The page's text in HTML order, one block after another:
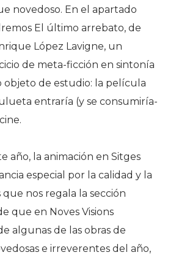
novedoso. En el apartado
El último arrebato, de
López Lavigne, un
de meta-ficción en sintonía
objeto de estudio: la película
entraría (y se consumiría-
año, la animación en Sitges
especial por la calidad y la
nos regala la sección
que en Noves Visions
algunas de las obras de
e irreverentes del año,